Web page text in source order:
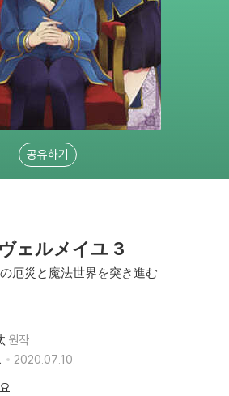
공유하기
ェルメイユ 3
厄災と魔法世界を突き進む
원작
2020.07.10.